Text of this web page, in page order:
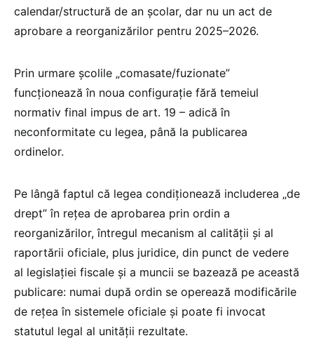
calendar/structură de an școlar, dar nu un act de
aprobare a reorganizărilor pentru 2025–2026.
Prin urmare școlile „comasate/fuzionate”
funcționează în noua configurație fără temeiul
normativ final impus de art. 19 – adică în
neconformitate cu legea, până la publicarea
ordinelor.
Pe lângă faptul că legea condiționează includerea „de
drept” în rețea de aprobarea prin ordin a
reorganizărilor, întregul mecanism al calității și al
raportării oficiale, plus juridice, din punct de vedere
al legislației fiscale și a muncii se bazează pe această
publicare: numai după ordin se operează modificările
de rețea în sistemele oficiale și poate fi invocat
statutul legal al unității rezultate.